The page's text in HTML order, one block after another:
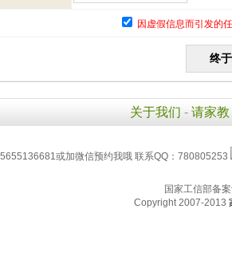
因虚假信息而引发的
关于我们 - 请家教
或加微信预约我哦 联系QQ：780805253
国家工信部备
Copyright 2007-2013